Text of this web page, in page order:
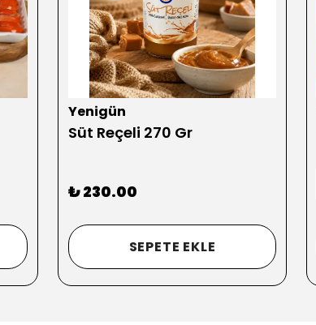
Yenigün
Süt Reçeli 270 Gr
₺ 230.00
SEPETE EKLE